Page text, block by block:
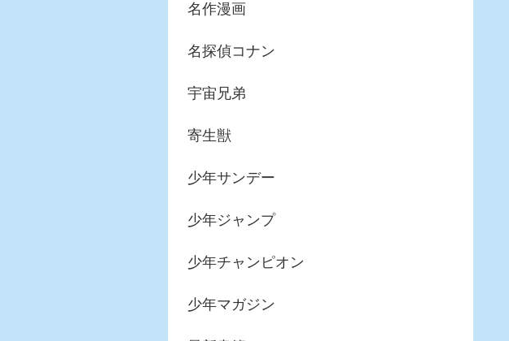
名作漫画
名探偵コナン
宇宙兄弟
寄生獣
少年サンデー
少年ジャンプ
少年チャンピオン
少年マガジン